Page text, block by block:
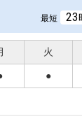
最短 23
火
●